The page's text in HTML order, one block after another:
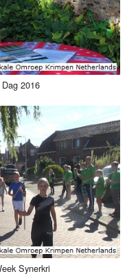
2016
Synerkri